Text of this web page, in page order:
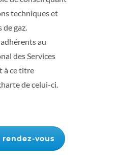
techniques et
de gaz.
au
des Services
à ce titre
de celui-ci.
vous